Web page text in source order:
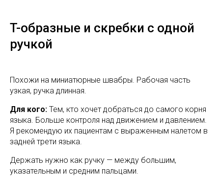
T-образные и скребки с одной
ручкой
Похожи на миниатюрные швабры. Рабочая часть
узкая, ручка длинная.
Для кого: Тем, кто хочет добраться до самого корня
языка. Больше контроля над движением и давлением.
Я рекомендую их пациентам с выраженным налетом в
задней трети языка.
Держать нужно как ручку — между большим,
указательным и средним пальцами.